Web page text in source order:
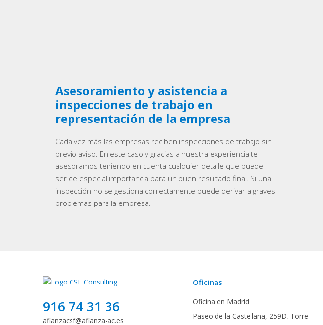
Asesoramiento y asistencia a
inspecciones de trabajo en
representación de la empresa
Cada vez más las empresas reciben inspecciones de trabajo sin
previo aviso. En este caso y gracias a nuestra experiencia te
asesoramos teniendo en cuenta cualquier detalle que puede
ser de especial importancia para un buen resultado final. Si una
inspección no se gestiona correctamente puede derivar a graves
problemas para la empresa.
916 74 31 36
afianzacsf@afianza-ac.es
Oficinas
Oficina en Madrid
Paseo de la Castellana, 259D, Torre